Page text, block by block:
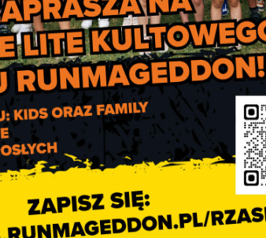
roku godzina 17:00
uczą się lub pracują na obszarze OT”,